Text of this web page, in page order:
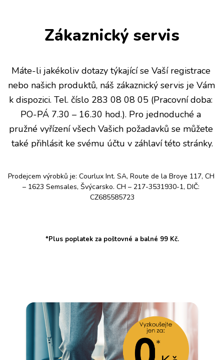
Zákaznický servis
Máte-li jakékoliv dotazy týkající se Vaší registrace
nebo našich produktů, náš zákaznický servis je Vám
k dispozici. Tel. číslo 283 08 08 05 (Pracovní doba:
PO-PÁ 7.30 – 16.30 hod.). Pro jednoduché a
pružné vyřízení všech Vašich požadavků se můžete
také přihlásit ke svému účtu v záhlaví této stránky.
Prodejcem výrobků je: Courlux Int. SA, Route de la Broye 117, CH
– 1623 Semsales, Švýcarsko. CH – 217-3531930-1, DIČ:
CZ685585723
*Plus poplatek za poštovné a balné 99 Kč.